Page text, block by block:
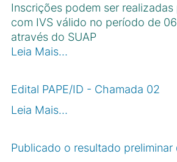
Inscrições podem ser
com IVS válido no período de
através do SUAP
Leia Mais…
Edital PAPE/ID - Chamada 02
Leia Mais…
Publicado o resultado preliminar